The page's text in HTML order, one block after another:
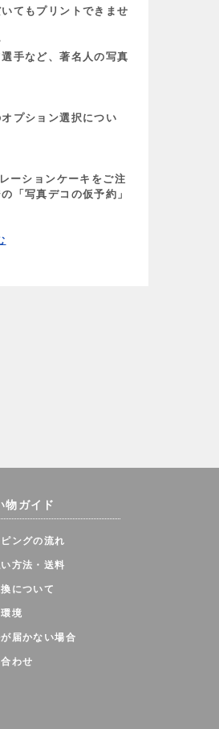
てもプリントできませ
手など、著名人の写真
プション選択につい
ーションケーキをご注
「写真デコの仮予約」
物ガイド
ングの流れ
方法・送料
について
境
届かない場合
わせ